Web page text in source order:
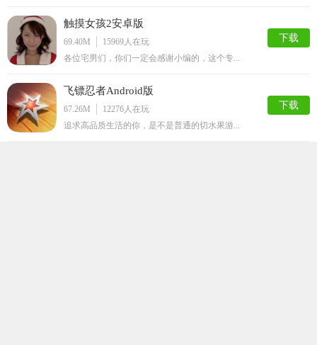
触摸女孩2安卓版
69.40M 15969人在玩
各位宅男们，你们一定会感谢小编的，这个专...
下载
飞镖忍者Android版
67.26M 12276人在玩
追求高品质生活的你，是不是普通的切水果游...
下载